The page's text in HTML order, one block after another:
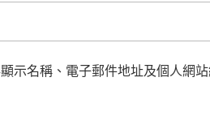
示名稱、電子郵件地址及個人網